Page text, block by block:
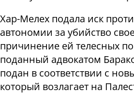
Хар-Мелех подала иск
автономии за убийство
причинение ей телесных
поданный адвокатом
подан в соответствии с
который возлагает на